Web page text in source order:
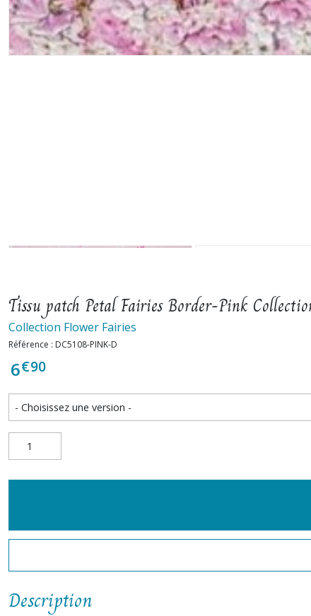
Tissu patch Petal Fairies Border-Pink
Collection Flower Fairies
Référence : DC5108-PINK-D
6€90
Description